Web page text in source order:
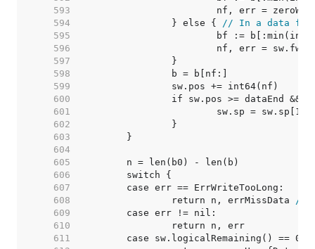
   593
   594
		} else {
// In a data
   595
   596
   597
   598
   599
   600
   601
sw.sp =
   602
   603
   604
   605
   606
   607
   608
		return n, errMissData
//
   609
   610
   611